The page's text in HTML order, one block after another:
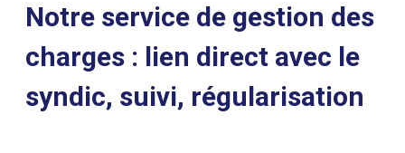
Notre service de gestion des
charges : lien direct avec le
syndic, suivi, régularisation